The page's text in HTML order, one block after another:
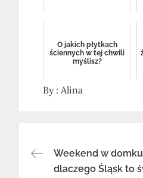
O jakich płytkach
ściennych w tej chwili
myślisz?
By :Alina
Weekend w
dlaczego Śląsk to